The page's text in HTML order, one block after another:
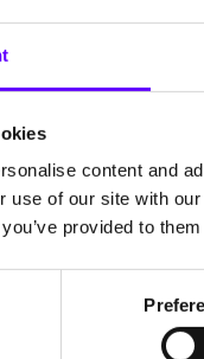
content and
use of our site with
provided to